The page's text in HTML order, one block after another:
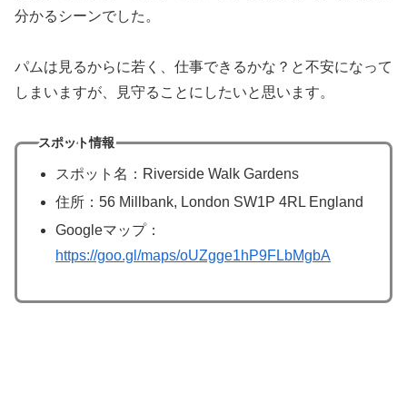
分かるシーンでした。
パムは見るからに若く、仕事できるかな？と不安になって
しまいますが、見守ることにしたいと思います。
スポット情報
スポット名：Riverside Walk Gardens
住所：56 Millbank, London SW1P 4RL England
Googleマップ：
https://goo.gl/maps/oUZgge1hP9FLbMgbA